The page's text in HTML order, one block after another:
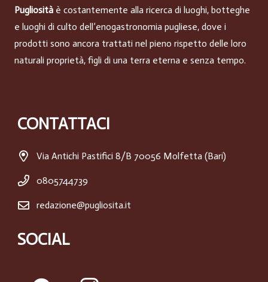
Pugliosità è costantemente alla ricerca di luoghi, botteghe
e luoghi di culto dell’enogastronomia pugliese, dove i
prodotti sono ancora trattati nel pieno rispetto delle loro
naturali proprietà, figli di una terra eterna e senza tempo.
CONTATTACI
Via Antichi Pastifici 8/B 70056 Molfetta (Bari)
0805744739
redazione@pugliosita.it
SOCIAL